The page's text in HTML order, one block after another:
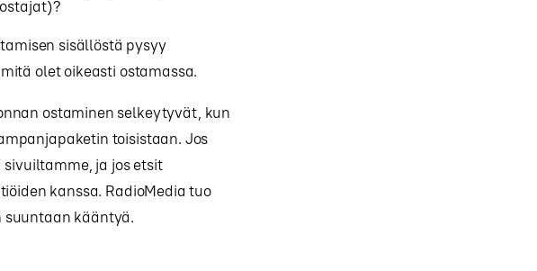
sisällöstä pysyy
olet oikeasti ostamassa.
ostaminen selkeytyvät, kun
toisistaan. Jos
ja jos etsit
kanssa. RadioMedia tuo
suuntaan kääntyä.